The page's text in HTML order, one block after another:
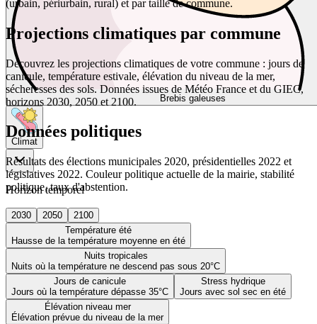
Brebis galeuses
Climat
Horizon temporel
2030 2050
2100
Température été
Hausse de la température moyenne en été
Nuits tropicales
Nuits où la température ne descend pas sous 20°C
Jours de canicule
Jours où la température dépasse 35°C
Stress hydrique
Jours avec sol sec en été
Élévation niveau mer
Élévation prévue du niveau de la mer
(urbain, périurbain, rural) et par taille de commune.
Projections climatiques par commune
Découvrez les projections climatiques de votre commune : jours de
canicule, température estivale, élévation du niveau de la mer,
sécheresses des sols. Données issues de Météo France et du GIEC,
horizons 2030, 2050 et 2100.
Données politiques
Résultats des élections municipales 2020, présidentielles 2022 et
législatives 2022. Couleur politique actuelle de la mairie, stabilité
politique, taux d'abstention.